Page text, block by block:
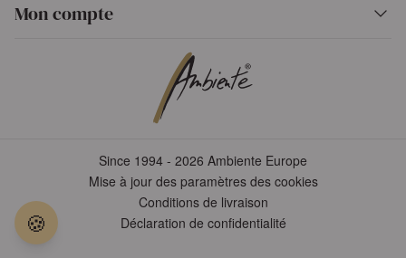
Mon compte
Since 1994 - 2026 Ambiente Europe
Mise à jour des paramètres des cookies
Conditions de livraison
Déclaration de confidentialité
🍪